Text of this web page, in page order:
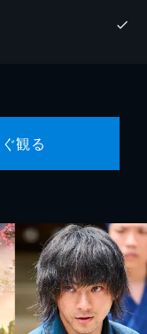
観る